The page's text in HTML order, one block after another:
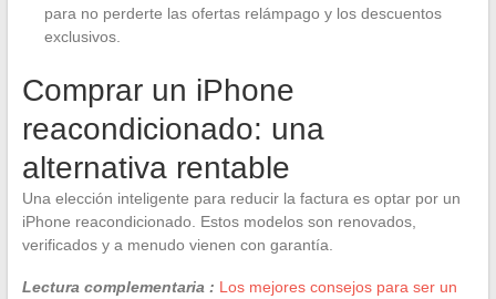
para no perderte las ofertas relámpago y los descuentos
exclusivos.
Comprar un iPhone
reacondicionado: una
alternativa rentable
Una elección inteligente para reducir la factura es optar por un
iPhone reacondicionado. Estos modelos son renovados,
verificados y a menudo vienen con garantía.
Lectura complementaria : Los mejores consejos para ser un